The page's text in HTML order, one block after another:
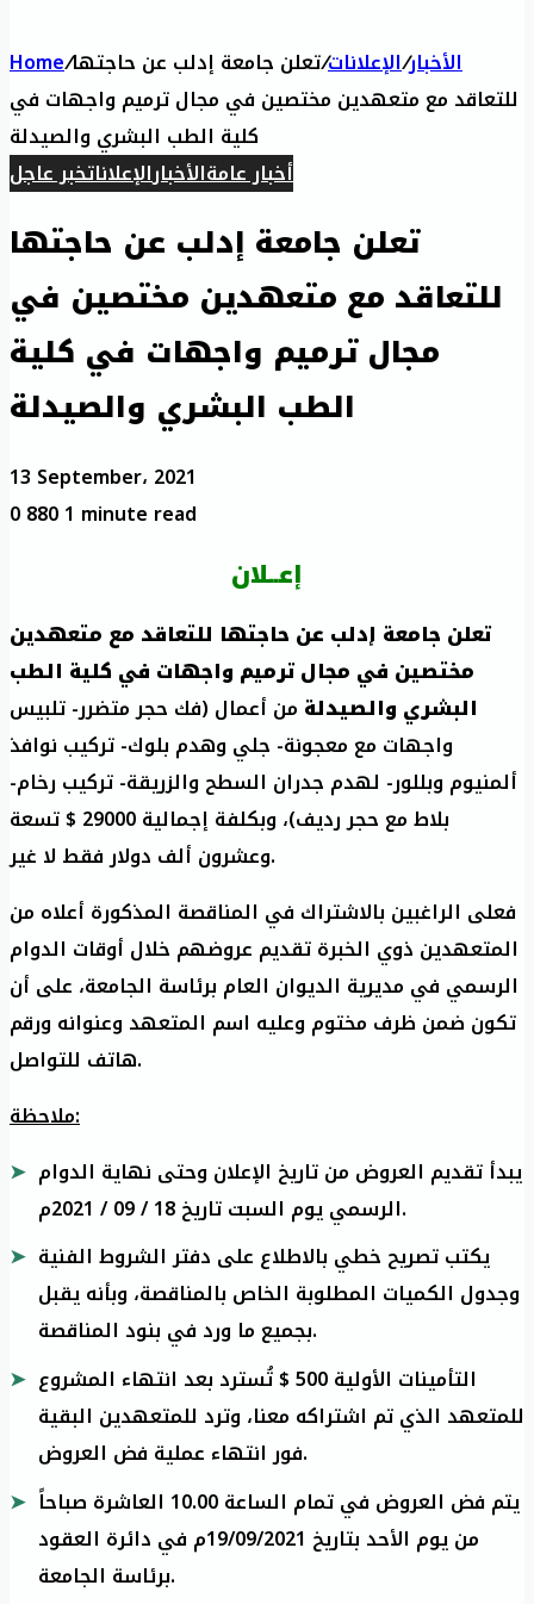
Home/ الأخبار/الإعلانات/تعلن جامعة إدلب عن حاجتها
للتعاقد مع متعهدين مختصين في مجال ترميم واجهات في
كلية الطب البشري والصيدلة
أخبار عامةالأخبارالإعلاناتخبر عاجل
تعلن جامعة إدلب عن حاجتها
للتعاقد مع متعهدين مختصين في
مجال ترميم واجهات في كلية
الطب البشري والصيدلة
13 September، 2021
08801 minute read
إعــلان
تعلن جامعة إدلب عن حاجتها للتعاقد مع متعهدين
مختصين في مجال ترميم واجهات في كلية الطب
البشري والصيدلة من أعمال (فك حجر متضرر- تلبيس
واجهات مع معجونة- جلي وهدم بلوك- تركيب نوافذ
ألمنيوم وبللور- لهدم جدران السطح والزريقة- تركيب رخام-
بلاط مع حجر رديف)، وبكلفة إجمالية 29000 $ تسعة
وعشرون ألف دولار فقط لا غير.
فعلى الراغبين بالاشتراك في المناقصة المذكورة أعلاه من
المتعهدين ذوي الخبرة تقديم عروضهم خلال أوقات الدوام
الرسمي في مديرية الديوان العام برئاسة الجامعة، على أن
تكون ضمن ظرف مختوم وعليه اسم المتعهد وعنوانه ورقم
هاتف للتواصل.
ملاحظة:
يبدأ تقديم العروض من تاريخ الإعلان وحتى نهاية الدوام
الرسمي يوم السبت تاريخ 18 / 09 / 2021م.
يكتب تصريح خطي بالاطلاع على دفتر الشروط الفنية
وجدول الكميات المطلوبة الخاص بالمناقصة، وبأنه يقبل
بجميع ما ورد في بنود المناقصة.
التأمينات الأولية 500 $ تُسترد بعد انتهاء المشروع
للمتعهد الذي تم اشتراكه معنا، وترد للمتعهدين البقية
فور انتهاء عملية فض العروض.
يتم فض العروض في تمام الساعة 10.00 العاشرة صباحاً
من يوم الأحد بتاريخ 19/09/2021م في دائرة العقود
برئاسة الجامعة.